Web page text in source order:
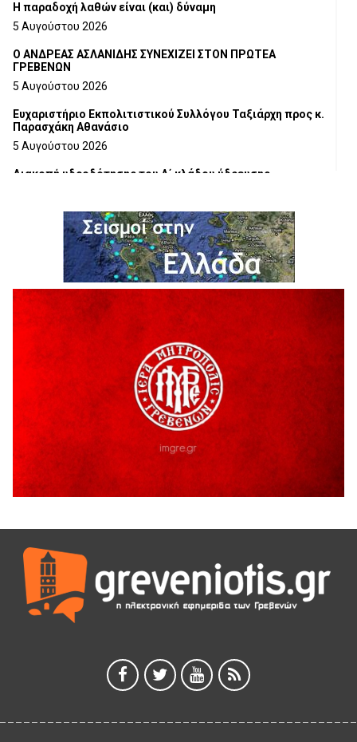
H παραδοχή λαθών είναι (και) δύναμη
5 Αυγούστου 2026
Ο ΑΝΔΡΕΑΣ ΑΣΛΑΝΙΔΗΣ ΣΥΝΕΧΙΖΕΙ ΣΤΟΝ ΠΡΩΤΕΑ
ΓΡΕΒΕΝΩΝ
5 Αυγούστου 2026
Ευχαριστήριο Εκπολιτιστικού Συλλόγου Ταξιάρχη προς κ.
Παρασχάκη Αθανάσιο
5 Αυγούστου 2026
Διακοπή υδροδότησης του Α΄ κλάδου ύδρευσης
Η Marseaux στα Γρεβενά για μια μοναδική συναυλία
5 Αυγούστου 2026
Θερινό Σινεμά στο πλαίσιο του «Πολιτιστικού
Καλοκαιριού 2026» με την βραβευμένη ταινία «Μικρές
Ανάσες».
5 Αυγούστου 2026
Γρεβενά: Συνελήφθη 18χρονος αλλοδαπός, για κλοπή
εξοπλισμού γυμναστηρίου
5 Αυγούστου 2026
ΑΗ ΛΑΟΣ | 5 Αυγούστου | Υπαίθριο Θέατρο “Καστράκι”,
41η Γιορτή Κρασιού στο Τρίκωμο – «Γιορτή Παράδοσης»
5 Αυγούστου 2026
ΕΥΧΑΡΙΣΤΙΕΣ Φυσιολατρικού Συλλόγου Γρεβενών
4 Αυγούστου 2026
Έκτακτη χρηματοδότηση 400.000€ για επιπλέον εργασίες
στο Δημοτικό Στάδιο Γρεβενών «Μίλτος Τεντόγλου»